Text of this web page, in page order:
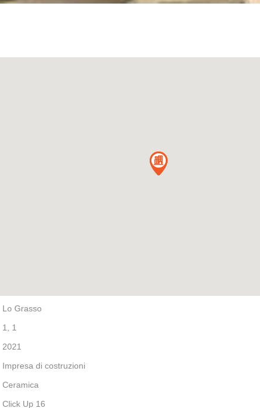
Lo Grasso
1, 1
2021
Impresa di costruzioni
Ceramica
Click Up 16